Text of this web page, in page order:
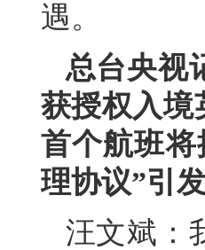
遇。
总台央视
获授权入境
首个航班将
理协议”引
汪文斌：